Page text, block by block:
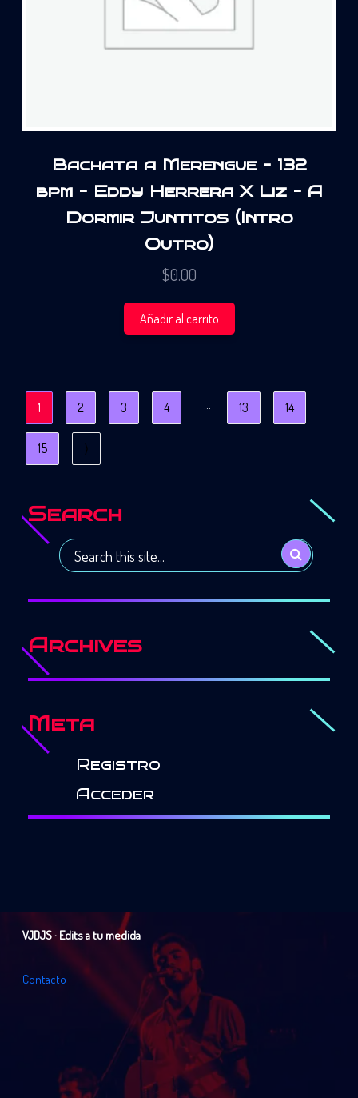
Bachata a Merengue – 132
bpm – Eddy Herrera X Liz – A
Dormir Juntitos (Intro
Outro)
$0.00
Añadir al carrito
1 2 3 4 13 14
15 ⟩
Search
Archives
Meta
Registro
Acceder
VJDJS · Edits a tu medida
Contacto